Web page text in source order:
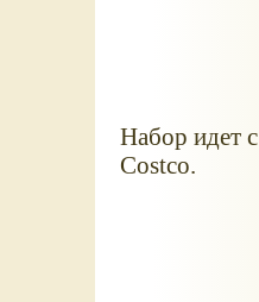
Набор идет
Costco.